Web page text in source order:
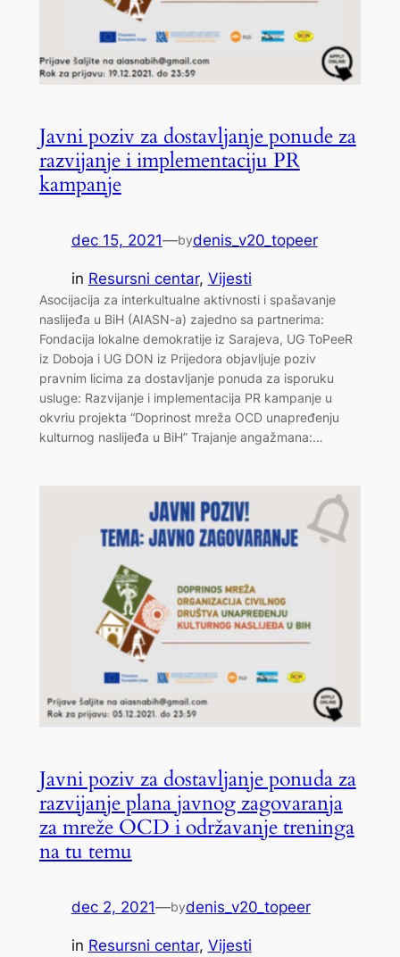
Javni poziv za dostavljanje ponude za
razvijanje i implementaciju PR
kampanje
dec 15, 2021—bydenis_v20_topeer
in Resursni centar, Vijesti
Asocijacija za interkultualne aktivnosti i spašavanje
naslijeđa u BiH (AIASN-a) zajedno sa partnerima:
Fondacija lokalne demokratije iz Sarajeva, UG ToPeeR
iz Doboja i UG DON iz Prijedora objavljuje poziv
pravnim licima za dostavljanje ponuda za isporuku
usluge: Razvijanje i implementacija PR kampanje u
okvriu projekta “Doprinost mreža OCD unapređenju
kulturnog naslijeđa u BiH” Trajanje angažmana:…
Javni poziv za dostavljanje ponuda za
razvijanje plana javnog zagovaranja
za mreže OCD i održavanje treninga
na tu temu
dec 2, 2021—bydenis_v20_topeer
in Resursni centar, Vijesti